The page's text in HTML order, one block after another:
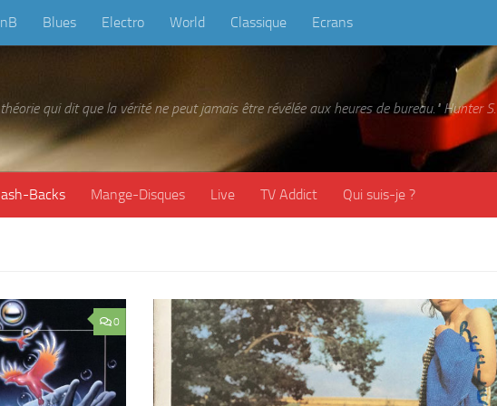
Blues Electro World Classique Ecrans
théorie qui dit que la vérité ne peut jamais être révélée aux heures de bureau." Hunter
Backs Mange-Disques Live TV Addict Qui suis-je ?
0